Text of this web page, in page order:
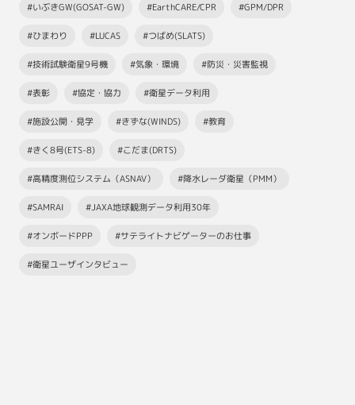
#いぶきGW(GOSAT-GW) #EarthCARE/CPR #GPM/DPR
#ひまわり #LUCAS #つばめ(SLATS)
#技術試験衛星9号機 #気象・環境 #防災・災害監視
#表彰 #協定・協力 #衛星データ利用
#施設公開・見学 #きずな(WINDS) #教育
#きく8号(ETS-8) #こだま(DRTS)
#高精度測位システム（ASNAV） #降水レーダ衛星（PMM）
#SAMRAI #JAXA地球観測データ利用30年
#オンボードPPP #サテライトナビゲーターのお仕事
#衛星ユーザインタビュー